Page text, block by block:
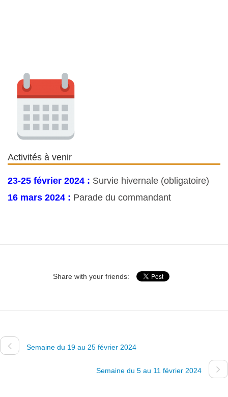
Activités à venir
23-25 février 2024 : Survie hivernale (obligatoire)
16 mars 2024 : Parade du commandant
Share with your friends:
Semaine du 19 au 25 février 2024
Semaine du 5 au 11 février 2024